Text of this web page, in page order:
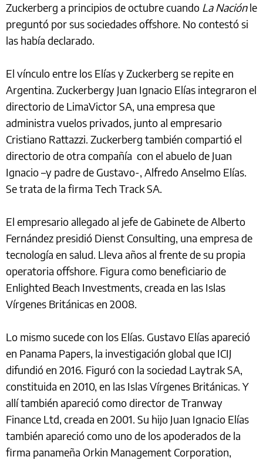
Zuckerberg a principios de octubre cuando La Naciónle
preguntó por sus sociedades offshore. No contestó si
las había declarado.
El vínculo entre los Elías y Zuckerberg se repite en
Argentina. Zuckerbergy Juan Ignacio Elías integraron el
directorio de LimaVictor SA, una empresa que
administra vuelos privados, junto al empresario
Cristiano Rattazzi. Zuckerberg también compartió el
directorio de otra compañía con el abuelo de Juan
Ignacio –y padre de Gustavo-, Alfredo Anselmo Elías.
Se trata de la firma Tech Track SA.
El empresario allegado al jefe de Gabinete de Alberto
Fernández presidió Dienst Consulting, una empresa de
tecnología en salud. Lleva años al frente de su propia
operatoria offshore. Figura como beneficiario de
Enlighted Beach Investments, creada en las Islas
Vírgenes Británicas en 2008.
Lo mismo sucede con los Elías. Gustavo Elías apareció
en Panama Papers, la investigación global que ICIJ
difundió en 2016. Figuró con la sociedad Laytrak SA,
constituida en 2010, en las Islas Vírgenes Británicas. Y
allí también apareció como director de Tranway
Finance Ltd, creada en 2001. Su hijo Juan Ignacio Elías
también apareció como uno de los apoderados de la
firma panameña Orkin Management Corporation,